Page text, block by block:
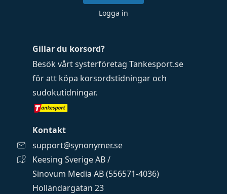
Gillar du korsord?
Besök vårt systerföretag Tankesport.se
för att köpa korsordstidningar och
sudokutidningar.
Kontakt
support@synonymer.se
Keesing Sverige AB /
Sinovum Media AB (556571-4036)
Holländargatan 23
Logga in